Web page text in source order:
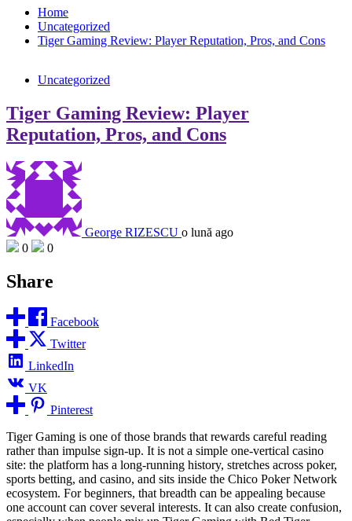
Home
Uncategorized
Tiger Gaming Review: Player Reputation, Pros, and Cons
Uncategorized
Tiger Gaming Review: Player
Reputation, Pros, and Cons
George RIZESCU o lună ago
0
0
Share
Facebook
Twitter
LinkedIn
VK
Pinterest
Tiger Gaming is one of those brands that rewards careful reading
rather than impulse sign-up. It is not a simple one-vertical casino
site: the platform has a long-running history, stretches across poker,
sports betting, and casino, and sits inside the Chico Poker Network
ecosystem. For beginners, that breadth can be appealing because
one account can cover several interests. It can also create confusion,